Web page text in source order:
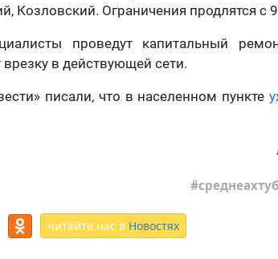
Козловский. Ограничения продлятся с
проведут капитальный
в действующей сети.
писали, что в населенном пункте
читайте нас в Новостях